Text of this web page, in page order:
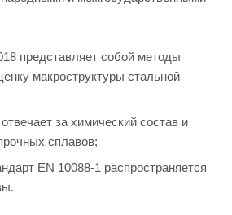
представляет собой методы
макроструктуры стальной
за химический состав и
сплавов;
EN 10088-1 распространяется